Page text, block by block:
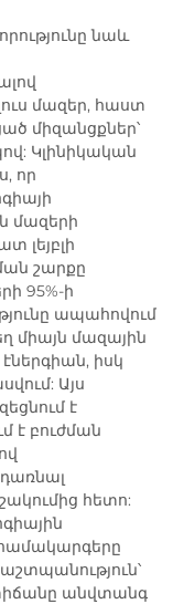
նաև
մազեր, հաստ
միզանցքներ՝
Կլինիկական
որ
մազերի
լեյբլի
շարքը
95%-ի
ապահովում
միայն մազային
իսկ
Այս
է
է բուժման
հետո:
անվտանգ